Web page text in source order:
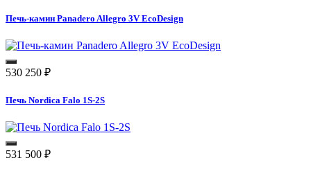
Печь-камин Panadero Allegro 3V EcoDesign
530 250 ₽
Печь Nordica Falo 1S-2S
531 500 ₽